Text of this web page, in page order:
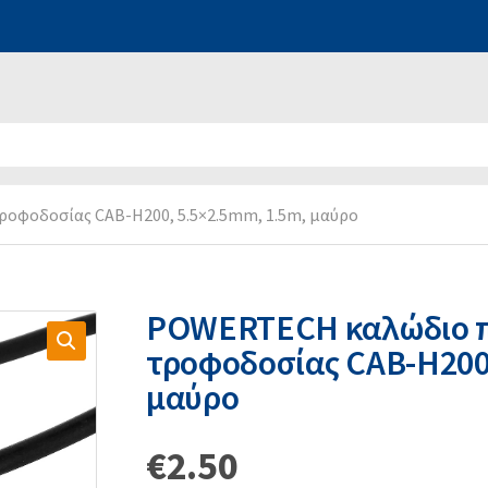
CAB-H200, 5.5×2.5mm, 1.5m, μαύρο
POWERTECH καλώδιο
τροφοδοσίας CAB-
μαύρο
€2.50